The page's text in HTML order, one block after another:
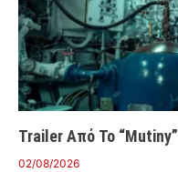
Trailer Από Το “Mutiny”
02/08/2026